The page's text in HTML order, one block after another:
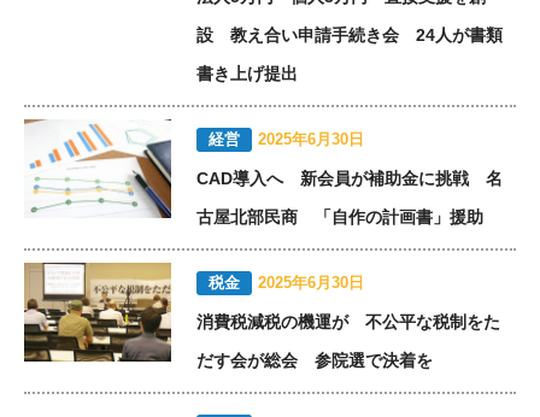
設 教え合い申請手続き会 24人が書類
書き上げ提出
経営 2025年6月30日
CAD導入へ 新会員が補助金に挑戦 名
古屋北部民商 「自作の計画書」援助
税金 2025年6月30日
消費税減税の機運が 不公平な税制をた
だす会が総会 参院選で決着を